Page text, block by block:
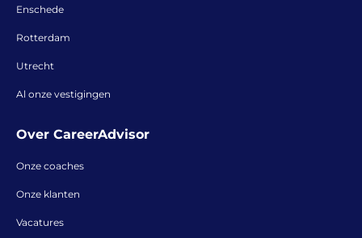
Enschede
Rotterdam
Utrecht
Al onze vestigingen
Over CareerAdvisor
Onze coaches
Onze klanten
Vacatures